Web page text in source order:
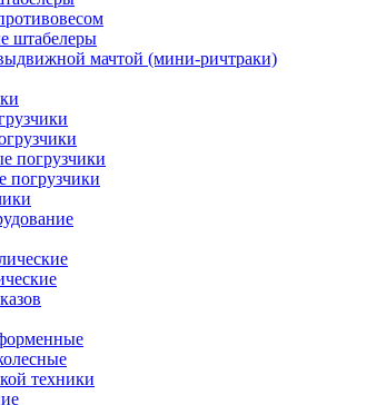
штабелеры
мачтой (мини-ричтраки)
погрузчики
погрузчики
техники